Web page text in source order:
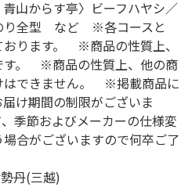
山からす亭〉ビーフハヤシ／
り全型 など ※各コースと
おります。 ※商品の性質上、
す。 ※商品の性質上、他の商
はできません。 ※掲載商品に
け期間の制限がございま
季節およびメーカーの仕様変
合がございますので何卒ご了
丹(三越)